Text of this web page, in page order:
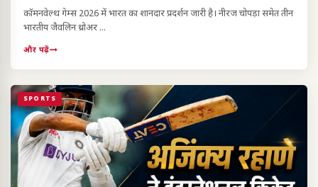
कॉमनवेल्थ गेम्स 2026 में भारत का शानदार प्रदर्शन जारी है। नीरज चोपड़ा समेत तीन
भारतीय जैवलिन थ्रोअर ...
और पढ़ें
SPORTS